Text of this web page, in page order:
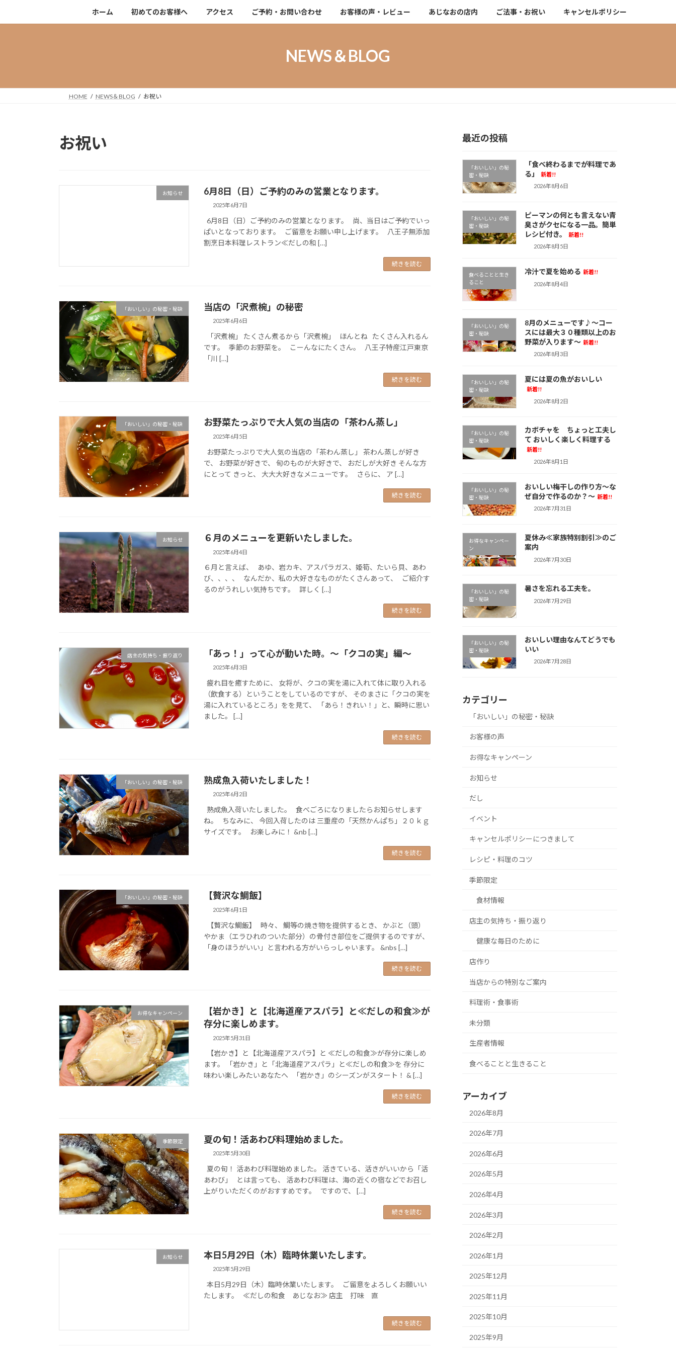
キ
に
ホーム 初めてのお客様へ アクセス ご予約・お問い合わせ お客様の声・レビュー あじなおの店内 ご法事・お祝い キャンセルポリシー
NEWS＆BLOG
HOME NEWS＆BLOG お祝い
お祝い
お知らせ 6月8日（日）ご予約のみの営業となります。
2025年6月7日
6月8日（日）ご予約のみの営業となります。 尚、当日はご予約でいっ
ぱいとなっております。 ご留意をお願い申し上げます。 八王子無添加
割烹日本料理レストラン≪だしの和 […]
続きを読む
「おいしい」の秘密・秘訣 当店の「沢煮椀」の秘密
2025年6月6日
「沢煮椀」 たくさん煮るから「沢煮椀」 ほんとね たくさん入れるん
です。 季節のお野菜を。 こーんなにたくさん。 八王子特産江戸東京
「川 […]
続きを読む
「おいしい」の秘密・秘訣 お野菜たっぷりで大人気の当店の「茶わん蒸し」
2025年6月5日
お野菜たっぷりで大人気の当店の「茶わん蒸し」 茶わん蒸しが好き
で、 お野菜が好きで、 旬のものが大好きで、 おだしが大好き そんな方
にとって きっと、 大大大好きなメニューです。 さらに、 ア […]
続きを読む
お知らせ ６月のメニューを更新いたしました。
2025年6月4日
６月と言えば、 あゆ、岩カキ、アスパラガス、姫筍、たいら貝、あわ
び、、、、 なんだか、私の大好きなものがたくさんあって、 ご紹介す
るのがうれしい気持ちです。 詳しく […]
続きを読む
店主の気持ち・振り返り 「あっ！」って心が動いた時。～「クコの実」編～
2025年6月3日
疲れ目を癒すために、 女将が、クコの実を湯に入れて体に取り入れる
（飲食する）ということをしているのですが、 そのまさに「クコの実を
湯に入れているところ」をを見て、 「あら！きれい！」と、瞬時に思い
ました。 […]
続きを読む
「おいしい」の秘密・秘訣 熟成魚入荷いたしました！
2025年6月2日
熟成魚入荷いたしました。 食べごろになりましたらお知らせします
ね。 ちなみに、 今回入荷したのは 三重産の「天然かんぱち」２０ｋｇ
サイズです。 お楽しみに！ &nb […]
続きを読む
「おいしい」の秘密・秘訣 【贅沢な鯛飯】
2025年6月1日
【贅沢な鯛飯】 時々、 鯛等の焼き物を提供するとき、 かぶと（頭）
やかま（エラひれのついた部分）の骨付き部位をご提供するのですが、
「身のほうがいい」と言われる方がいらっしゃいます。 &nbs […]
続きを読む
お得なキャンペーン
【岩かき】と【北海道産アスパラ】と≪だしの和食≫が
存分に楽しめます。
2025年5月31日
【岩かき】と【北海道産アスパラ】と ≪だしの和食≫が存分に楽しめ
ます。 「岩かき」と「北海道産アスパラ」と≪だしの和食≫を 存分に
味わい楽しみたいあなたへ 「岩かき」のシーズンがスタート！ & […]
続きを読む
季節限定 夏の旬！活あわび料理始めました。
2025年5月30日
夏の旬！ 活あわび料理始めました。 活きている、活きがいいから「活
あわび」 とは言っても、 活あわび料理は、海の近くの宿などでお召し
上がりいただくのがおすすめです。 ですので、 […]
続きを読む
お知らせ 本日5月29日（木）臨時休業いたします。
2025年5月29日
本日5月29日（木）臨時休業いたします。 ご留意をよろしくお願いい
たします。 ≪だしの和食 あじなお≫ 店主 打味 直
続きを読む
最近の投稿
「おいしい」の秘
密・秘訣
「食べ終わるまでが料理であ
る」
新着!!
2026年8月6日
「おいしい」の秘
密・秘訣
ピーマンの何とも言えない青
臭さがクセになる一品。簡単
レシピ付き。
新着!!
2026年8月5日
食べることと生き
ること
冷汁で夏を始める 新着!!
2026年8月4日
「おいしい」の秘
密・秘訣
8月のメニューです♪～コー
スには最大３０種類以上のお
野菜が入ります～ 新着!!
2026年8月3日
「おいしい」の秘
密・秘訣
夏には夏の魚がおいしい
新着!!
2026年8月2日
「おいしい」の秘
密・秘訣
カボチャを ちょっと工夫し
て おいしく楽しく料理する
新着!!
2026年8月1日
「おいしい」の秘
密・秘訣
おいしい梅干しの作り方～な
ぜ自分で作るのか？～ 新着!!
2026年7月31日
お得なキャンペー
ン
夏休み≪家族特別割引≫のご
案内
2026年7月30日
「おいしい」の秘
密・秘訣
暑さを忘れる工夫を。
2026年7月29日
「おいしい」の秘
密・秘訣
おいしい理由なんてどうでも
いい
2026年7月28日
カテゴリー
「おいしい」の秘密・秘訣
お客様の声
お得なキャンペーン
お知らせ
だし
イベント
キャンセルポリシーにつきまして
レシピ・料理のコツ
季節限定
食材情報
店主の気持ち・振り返り
健康な毎日のために
店作り
当店からの特別なご案内
料理術・食事術
未分類
生産者情報
食べることと生きること
アーカイブ
2026年8月
2026年7月
2026年6月
2026年5月
2026年4月
2026年3月
2026年2月
2026年1月
2025年12月
2025年11月
2025年10月
2025年9月